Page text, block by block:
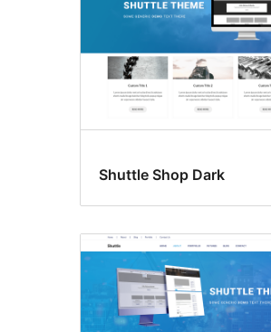
Shuttle Shop Dark